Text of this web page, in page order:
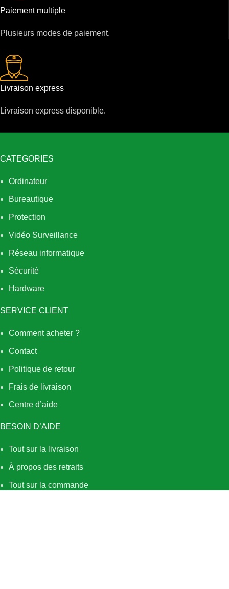
Paiement multiple
Plusieurs modes de paiement.
Livraison express
Livraison express disponible.
CATEGORIES
Ordinateur
Bureautique
Protection
Vidéo Surveillance
Réseau informatique
Sécurité
Hardware
SERVICE CLIENT
Comment acheter ?
Contact
Politique de retour
Frais de livraison
Centre d’aide
BESOIN D’AIDE
Tout sur la livraison
À propos des retraits
Tout sur la commande